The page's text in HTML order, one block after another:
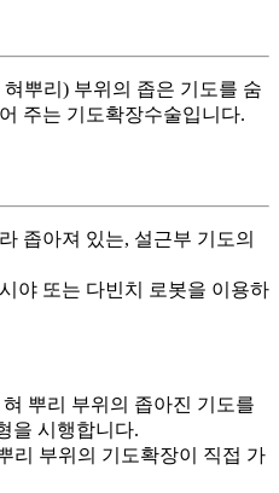
뿌리) 부위의 좁은 기도를 숨
주는 기도확장수술입니다.
좁아져 있는, 설근부 기도의
야 또는 다빈치 로봇을 이용하
뿌리 부위의 좁아진 기도를
을 시행합니다.
리 부위의 기도확장이 직접 가